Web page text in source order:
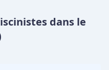
dans le